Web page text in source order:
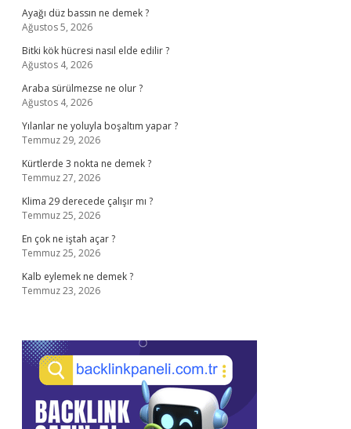
Ayağı düz bassın ne demek ?
Ağustos 5, 2026
Bitki kök hücresi nasıl elde edilir ?
Ağustos 4, 2026
Araba sürülmezse ne olur ?
Ağustos 4, 2026
Yılanlar ne yoluyla boşaltım yapar ?
Temmuz 29, 2026
Kürtlerde 3 nokta ne demek ?
Temmuz 27, 2026
Klima 29 derecede çalışır mı ?
Temmuz 25, 2026
En çok ne iştah açar ?
Temmuz 25, 2026
Kalb eylemek ne demek ?
Temmuz 23, 2026